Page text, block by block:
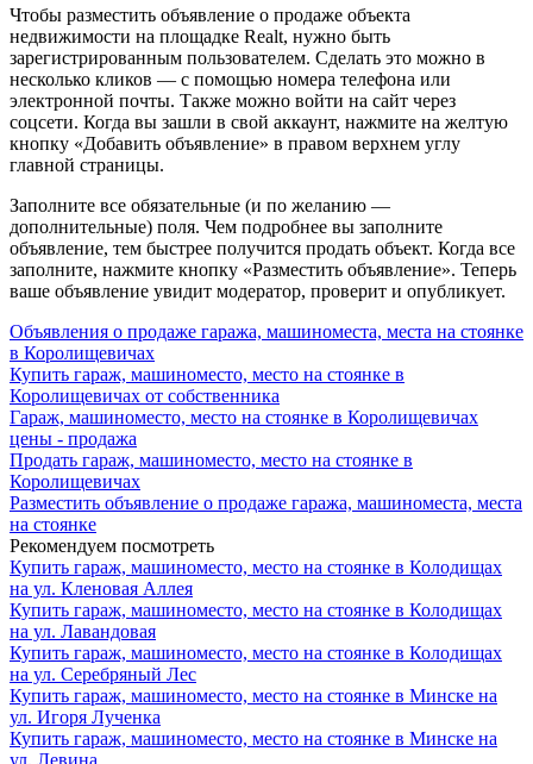
Чтобы разместить объявление о продаже объекта
недвижимости на площадке Realt, нужно быть
зарегистрированным пользователем. Сделать это можно в
несколько кликов — с помощью номера телефона или
электронной почты. Также можно войти на сайт через
соцсети. Когда вы зашли в свой аккаунт, нажмите на желтую
кнопку «Добавить объявление» в правом верхнем углу
главной страницы.
Заполните все обязательные (и по желанию —
дополнительные) поля. Чем подробнее вы заполните
объявление, тем быстрее получится продать объект. Когда все
заполните, нажмите кнопку «Разместить объявление». Теперь
ваше объявление увидит модератор, проверит и опубликует.
Объявления о продаже гаража, машиноместа, места на стоянке
в Королищевичах
Купить гараж, машиноместо, место на стоянке в
Королищевичах от собственника
Гараж, машиноместо, место на стоянке в Королищевичах
цены - продажа
Продать гараж, машиноместо, место на стоянке в
Королищевичах
Разместить объявление о продаже гаража, машиноместа, места
на стоянке
Рекомендуем посмотреть
Купить гараж, машиноместо, место на стоянке в Колодищах
на ул. Кленовая Аллея
Купить гараж, машиноместо, место на стоянке в Колодищах
на ул. Лавандовая
Купить гараж, машиноместо, место на стоянке в Колодищах
на ул. Серебряный Лес
Купить гараж, машиноместо, место на стоянке в Минске на
ул. Игоря Лученка
Купить гараж, машиноместо, место на стоянке в Минске на
ул. Левина